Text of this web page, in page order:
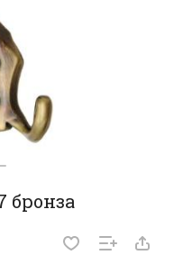
бронза